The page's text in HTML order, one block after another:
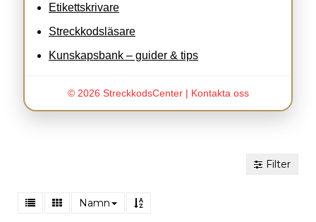
Etikettskrivare
Streckkodsläsare
Kunskapsbank – guider & tips
© 2026 StreckkodsCenter | Kontakta oss
Filter
Namn